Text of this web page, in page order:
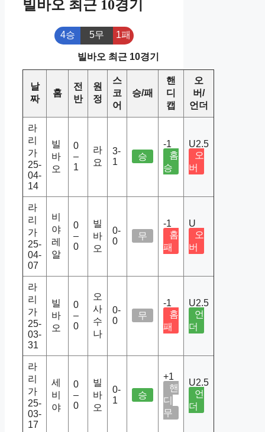
빌바오 최근 10경기
4승 5무 1패
빌바오 최근 10경기
날
짜
홈
전
반
원
정
스
코
어
승/패
핸
디
캡
오
버/
언더
라
리
가
25-
04-
14
빌
바
오
0
–
1
라
요
3-
1
승
-1
홈
승
U2.5
오
버
라
리
가
25-
04-
07
비
야
레
알
0
–
0
빌
바
오
0-
0
무
-1
홈
패
U
오
버
라
리
가
25-
03-
31
빌
바
오
0
–
0
오
사
수
나
0-
0
무
-1
홈
패
U2.5
언
더
라
리
가
25-
03-
17
세
비
야
0
–
0
빌
바
오
0-
1
승
+1
핸
디
무
U2.5
언
더